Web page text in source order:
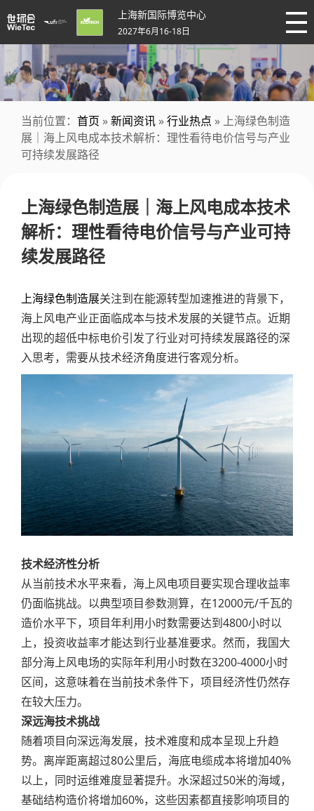
上海新国际博览中心
2027年6月16-18日
当前位置： 首页 »新闻资讯 »行业热点 » 上海绿色制造
展｜海上风电成本技术解析：理性看待电价信号与产业
可持续发展路径
上海绿色制造展｜海上风电成本技术
解析：理性看待电价信号与产业可持
续发展路径
上海绿色制造展关注到在能源转型加速推进的背景下，
海上风电产业正面临成本与技术发展的关键节点。近期
出现的超低中标电价引发了行业对可持续发展路径的深
入思考，需要从技术经济角度进行客观分析。
技术经济性分析
从当前技术水平来看，海上风电项目要实现合理收益率
仍面临挑战。以典型项目参数测算，在12000元/千瓦的
造价水平下，项目年利用小时数需要达到4800小时以
上，投资收益率才能达到行业基准要求。然而，我国大
部分海上风电场的实际年利用小时数在3200-4000小时
区间，这意味着在当前技术条件下，项目经济性仍然存
在较大压力。
深远海技术挑战
随着项目向深远海发展，技术难度和成本呈现上升趋
势。离岸距离超过80公里后，海底电缆成本将增加40%
以上，同时运维难度显著提升。水深超过50米的海域，
基础结构造价将增加60%，这些因素都直接影响项目的